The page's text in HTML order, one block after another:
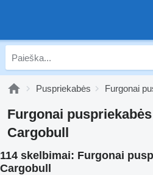
Puspriekabės Furgonai
Furgonai
Cargobull
114 skelbimai: Furgonai
Cargobull